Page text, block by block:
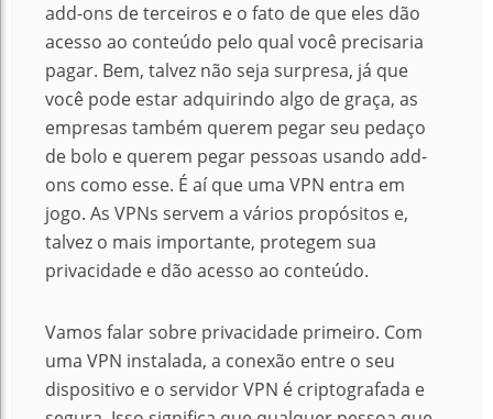
add-ons de terceiros e o fato de que eles dão
acesso ao conteúdo pelo qual você precisaria
pagar. Bem, talvez não seja surpresa, já que
você pode estar adquirindo algo de graça, as
empresas também querem pegar seu pedaço
de bolo e querem pegar pessoas usando add-
ons como esse. É aí que uma VPN entra em
jogo. As VPNs servem a vários propósitos e,
talvez o mais importante, protegem sua
privacidade e dão acesso ao conteúdo.
Vamos falar sobre privacidade primeiro. Com
uma VPN instalada, a conexão entre o seu
dispositivo e o servidor VPN é criptografada e